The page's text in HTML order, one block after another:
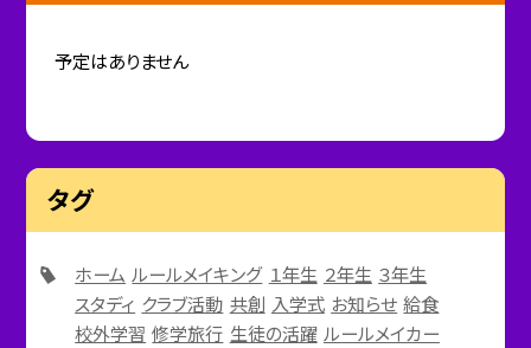
予定はありません
タグ
ホーム ルールメイキング １年生 ２年生 ３年生
スタディ クラブ活動 共創 入学式 お知らせ 給食
校外学習 修学旅行 生徒の活躍 ルールメイカー